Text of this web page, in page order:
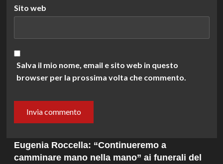
Sito web
Salva il mio nome, email e sito web in questo
browser per la prossima volta che commento.
Eugenia Roccella: “Continueremo a
camminare mano nella mano” ai funerali del